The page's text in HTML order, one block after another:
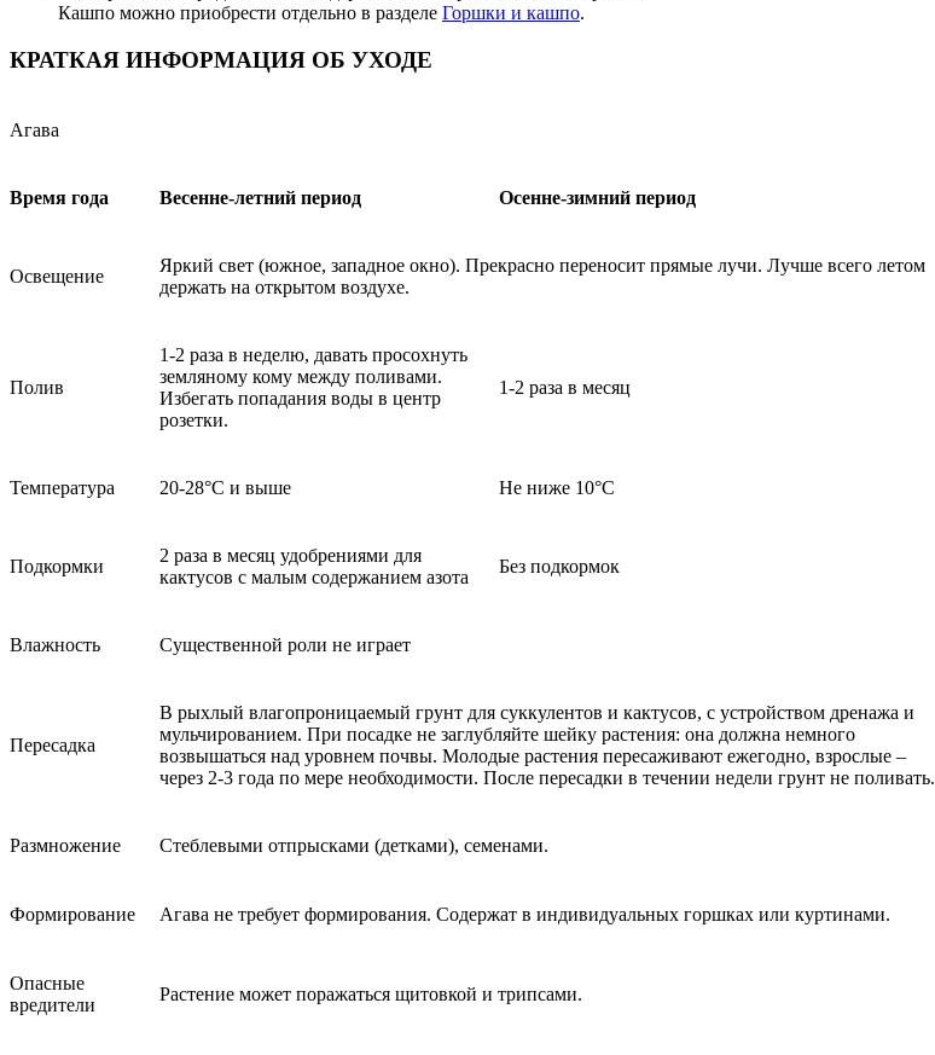
Кашпо можно приобрести отдельно в разделе Горшки и кашпо.
КРАТКАЯ ИНФОРМАЦИЯ ОБ УХОДЕ
Агава
Время года Весенне-летний период Осенне-зимний период
Освещение
Яркий свет (южное, западное окно). Прекрасно переносит прямые лучи. Лучше всего летом
держать на открытом воздухе.
Полив
1-2 раза в неделю, давать просохнуть
земляному кому между поливами.
Избегать попадания воды в центр
розетки.
1-2 раза в месяц
Температура 20-28°C и выше Не ниже 10°C
Подкормки
2 раза в месяц удобрениями для
кактусов с малым содержанием азота
Без подкормок
Влажность Существенной роли не играет
Пересадка
В рыхлый влагопроницаемый грунт для суккулентов и кактусов, с устройством дренажа и
мульчированием. При посадке не заглубляйте шейку растения: она должна немного
возвышаться над уровнем почвы. Молодые растения пересаживают ежегодно, взрослые –
через 2-3 года по мере необходимости. После пересадки в течении недели грунт не поливать.
Размножение Стеблевыми отпрысками (детками), семенами.
Формирование Агава не требует формирования. Содержат в индивидуальных горшках или куртинами.
Опасные
вредители
Растение может поражаться щитовкой и трипсами.